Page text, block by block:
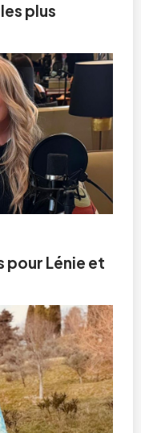
plus
pour Lénie et